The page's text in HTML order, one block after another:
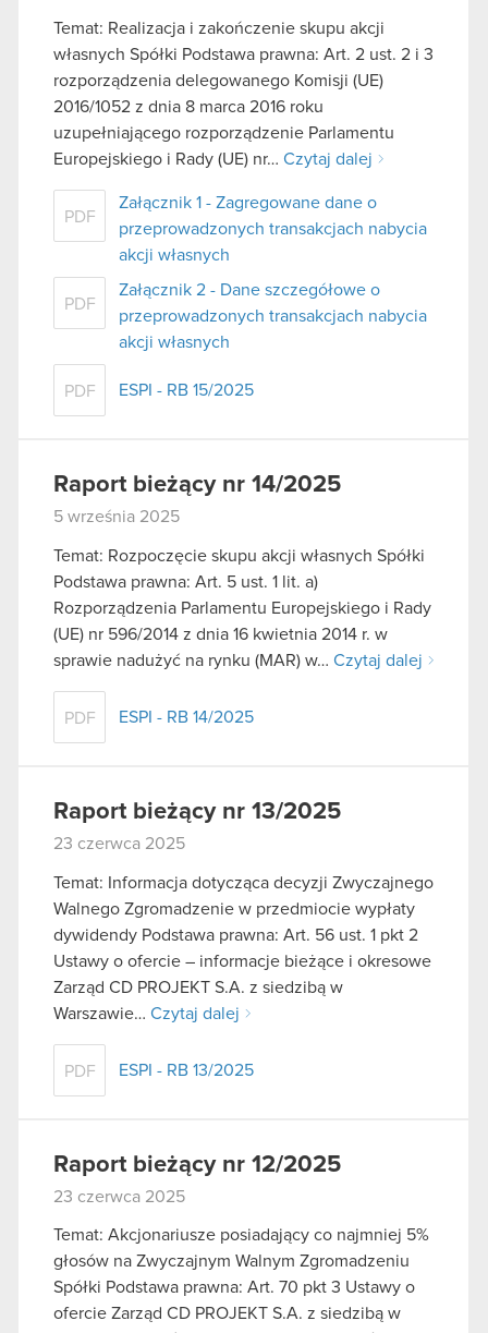
Temat: Realizacja i zakończenie skupu akcji
własnych Spółki Podstawa prawna: Art. 2 ust. 2 i 3
rozporządzenia delegowanego Komisji (UE)
2016/1052 z dnia 8 marca 2016 roku
uzupełniającego rozporządzenie Parlamentu
Europejskiego i Rady (UE) nr… Czytaj dalej
PDF
Załącznik 1 - Zagregowane dane o
przeprowadzonych transakcjach nabycia
akcji własnych
PDF
Załącznik 2 - Dane szczegółowe o
przeprowadzonych transakcjach nabycia
akcji własnych
PDF ESPI - RB 15/2025
Raport bieżący nr 14/2025
5 września 2025
Temat: Rozpoczęcie skupu akcji własnych Spółki
Podstawa prawna: Art. 5 ust. 1 lit. a)
Rozporządzenia Parlamentu Europejskiego i Rady
(UE) nr 596/2014 z dnia 16 kwietnia 2014 r. w
sprawie nadużyć na rynku (MAR) w… Czytaj dalej
PDF ESPI - RB 14/2025
Raport bieżący nr 13/2025
23 czerwca 2025
Temat: Informacja dotycząca decyzji Zwyczajnego
Walnego Zgromadzenie w przedmiocie wypłaty
dywidendy Podstawa prawna: Art. 56 ust. 1 pkt 2
Ustawy o ofercie – informacje bieżące i okresowe
Zarząd CD PROJEKT S.A. z siedzibą w
Warszawie… Czytaj dalej
PDF ESPI - RB 13/2025
Raport bieżący nr 12/2025
23 czerwca 2025
Temat: Akcjonariusze posiadający co najmniej 5%
głosów na Zwyczajnym Walnym Zgromadzeniu
Spółki Podstawa prawna: Art. 70 pkt 3 Ustawy o
ofercie Zarząd CD PROJEKT S.A. z siedzibą w